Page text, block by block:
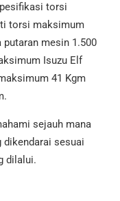
torsi
torsi maksimum
putaran mesin 1.500
Isuzu Elf
41 Kgm
sejauh mana
dikendarai sesuai
dilalui.